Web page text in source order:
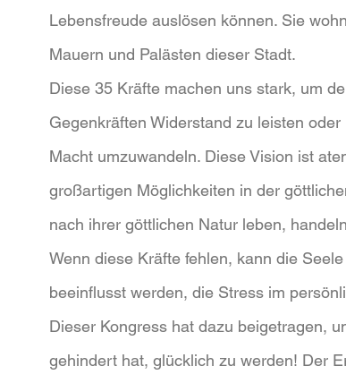
Lebensfreude auslösen können. Sie
Mauern und Palästen dieser Stadt.
Diese 35 Kräfte machen uns stark, um
Gegenkräften Widerstand zu leisten
Macht umzuwandeln. Diese Vision ist
großartigen Möglichkeiten in der
nach ihrer göttlichen Natur leben,
Wenn diese Kräfte fehlen, kann die
beeinflusst werden, die Stress im
Dieser Kongress hat dazu beigetragen,
gehindert hat, glücklich zu werden! Der